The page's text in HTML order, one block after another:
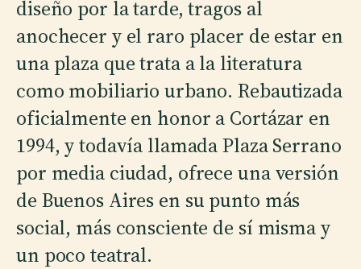
diseño por la tarde, tragos al
anochecer y el raro placer de estar en
una plaza que trata a la literatura
como mobiliario urbano. Rebautizada
oficialmente en honor a Cortázar en
1994, y todavía llamada Plaza Serrano
por media ciudad, ofrece una versión
de Buenos Aires en su punto más
social, más consciente de sí misma y
un poco teatral.